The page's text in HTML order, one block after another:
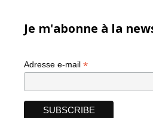
Je m'abonne à la
Adresse e-mail *